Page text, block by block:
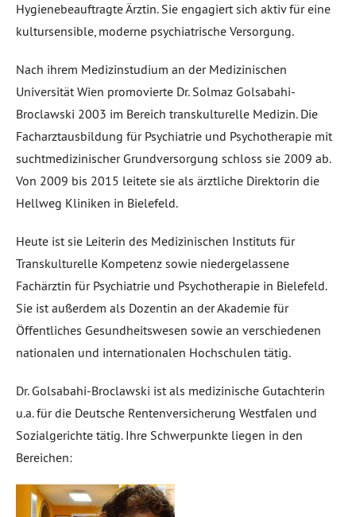
Hygienebeauftragte Ärztin. Sie engagiert sich aktiv für eine
kultursensible, moderne psychiatrische Versorgung.
Nach ihrem Medizinstudium an der Medizinischen
Universität Wien promovierte Dr. Solmaz Golsabahi-
Broclawski 2003 im Bereich transkulturelle Medizin. Die
Facharztausbildung für Psychiatrie und Psychotherapie mit
suchtmedizinischer Grundversorgung schloss sie 2009 ab.
Von 2009 bis 2015 leitete sie als ärztliche Direktorin die
Hellweg Kliniken in Bielefeld.
Heute ist sie Leiterin des Medizinischen Instituts für
Transkulturelle Kompetenz sowie niedergelassene
Fachärztin für Psychiatrie und Psychotherapie in Bielefeld.
Sie ist außerdem als Dozentin an der Akademie für
Öffentliches Gesundheitswesen sowie an verschiedenen
nationalen und internationalen Hochschulen tätig.
Dr. Golsabahi-Broclawski ist als medizinische Gutachterin
u.a. für die Deutsche Rentenversicherung Westfalen und
Sozialgerichte tätig. Ihre Schwerpunkte liegen in den
Bereichen: